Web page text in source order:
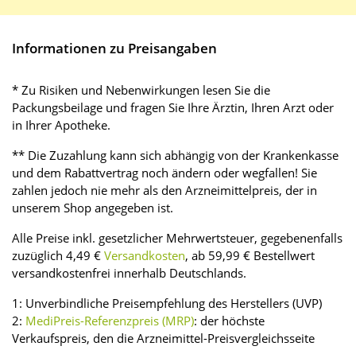
Informationen zu Preisangaben
* Zu Risiken und Nebenwirkungen lesen Sie die
Packungsbeilage und fragen Sie Ihre Ärztin, Ihren Arzt oder
in Ihrer Apotheke.
** Die Zuzahlung kann sich abhängig von der Krankenkasse
und dem Rabattvertrag noch ändern oder wegfallen! Sie
zahlen jedoch nie mehr als den Arzneimittelpreis, der in
unserem Shop angegeben ist.
Alle Preise inkl. gesetzlicher Mehrwertsteuer, gegebenenfalls
zuzüglich 4,49 € Versandkosten, ab 59,99 € Bestellwert
versandkostenfrei innerhalb Deutschlands.
1: Unverbindliche Preisempfehlung des Herstellers (UVP)
2: MediPreis-Referenzpreis (MRP): der höchste
Verkaufspreis, den die Arzneimittel-Preisvergleichsseite